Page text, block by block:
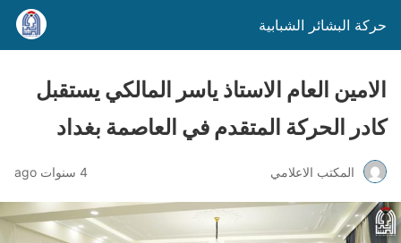
حركة البشائر الشبابية
الامين العام الاستاذ ياسر المالكي يستقبل
كادر الحركة المتقدم في العاصمة بغداد
المكتب الاعلامي 4 سنوات ago